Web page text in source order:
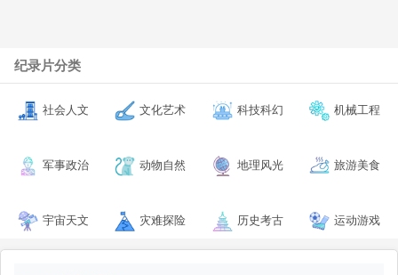
纪录片分类
社会人文 文化艺术 科技科幻 机械工程
军事政治 动物自然 地理风光 旅游美食
宇宙天文 灾难探险 历史考古 运动游戏